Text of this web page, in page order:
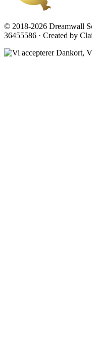
© 2018-2026 Dreamwall
36455586 · Created by